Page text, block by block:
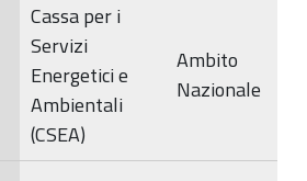
Cassa per i
Servizi
Energetici e
Ambientali
(CSEA)
Ambito
Nazionale